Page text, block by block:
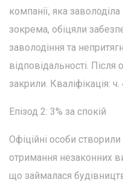
компанії, яка
зокрема, обіцяли
заволодіння та
відповідальності.
закрили. Кваліфікація:
Епізод 2: 3% за спокій
Офіційні особи
отримання незаконних
що займалася